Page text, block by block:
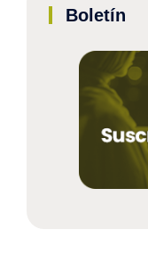
Boletín